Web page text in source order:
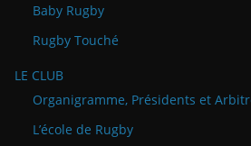
Baby Rugby
Rugby Touché
LE CLUB
Organigramme, Présidents et
L’école de Rugby